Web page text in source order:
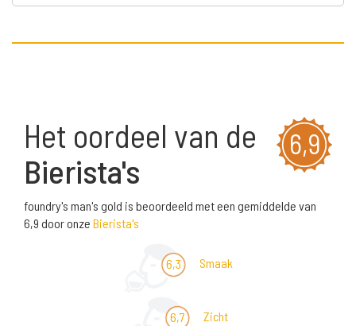
6,9
Het oordeel van de
Bierista's
foundry's man's gold is beoordeeld met een gemiddelde van
6,9 door onze Bierista's
6,3 Smaak
6,7 Zicht